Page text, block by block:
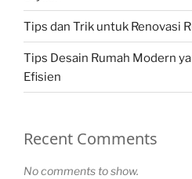
Tips dan Trik untuk Renovasi
Tips Desain Rumah Modern
Efisien
Recent Comments
No comments to show.